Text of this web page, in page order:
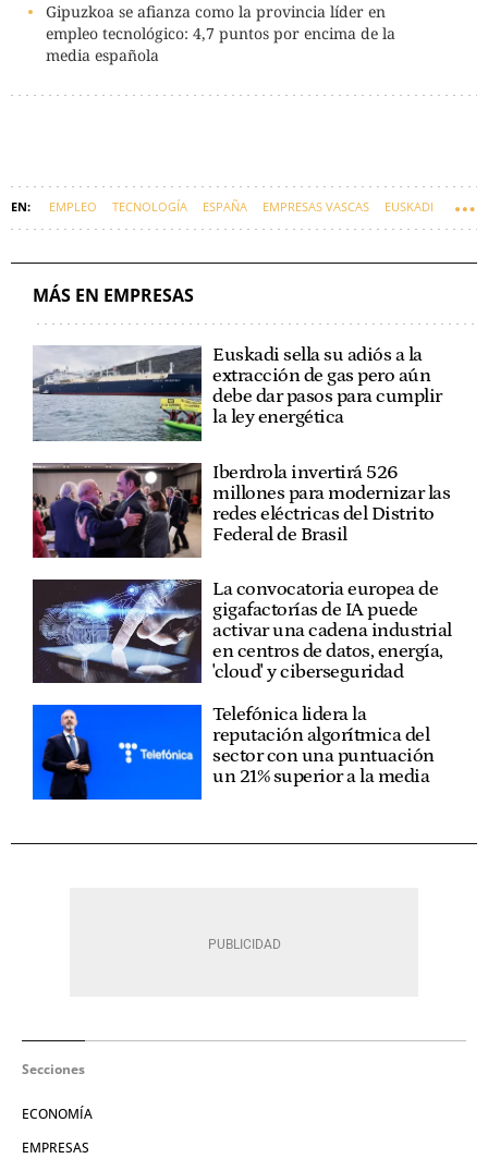
Gipuzkoa se afianza como la provincia líder en
empleo tecnológico: 4,7 puntos por encima de la
media española
EMPLEO TECNOLOGÍA ESPAÑA EMPRESAS VASCAS EUSKADI
MÁS EN EMPRESAS
Euskadi sella su adiós a la
extracción de gas pero aún
debe dar pasos para cumplir
la ley energética
Iberdrola invertirá 526
millones para modernizar las
redes eléctricas del Distrito
Federal de Brasil
La convocatoria europea de
gigafactorías de IA puede
activar una cadena industrial
en centros de datos, energía,
'cloud' y ciberseguridad
Telefónica lidera la
reputación algorítmica del
sector con una puntuación
un 21% superior a la media
Secciones
ECONOMÍA
EMPRESAS